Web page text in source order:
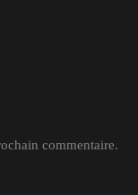
commentaire.